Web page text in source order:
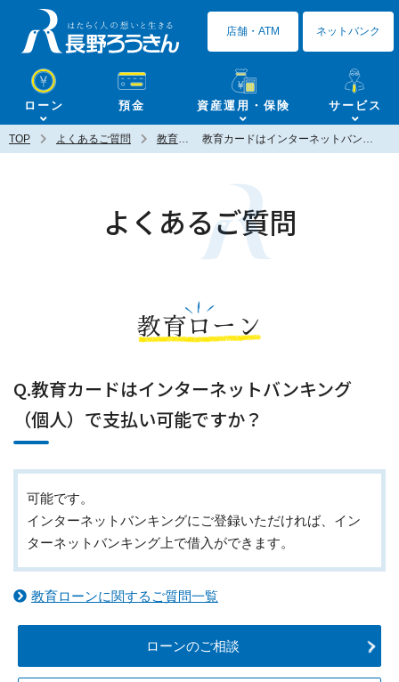
ローン 預金 資産運用・保険 サービス
店舗・ATM ネットバンク
TOP よくあるご質問 教育ローン 教育カードはインターネットバンキング（個人）で支払い可能ですか？
よくあるご質問
教育ローン
Q.教育カードはインターネットバンキング
（個人）で支払い可能ですか？
可能です。
インターネットバンキングにご登録いただければ、イン
ターネットバンキング上で借入ができます。
教育ローンに関するご質問一覧
ローンのご相談